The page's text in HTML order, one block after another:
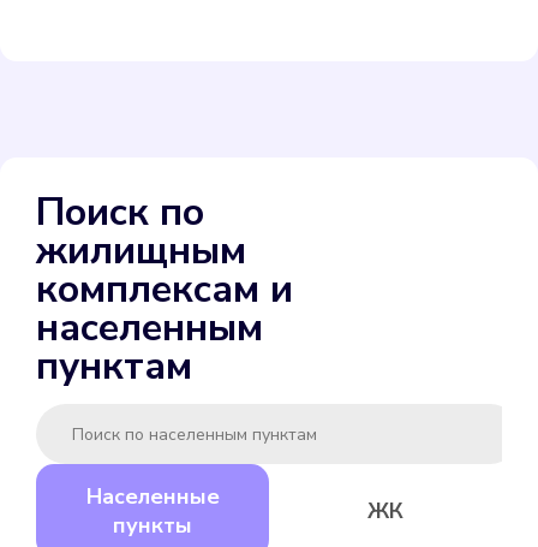
Выбрать
Gerrida СВК-15ГМИ-80
Поиск по
жилищным
комплексам и
населенным
пунктам
Населенные
пункты
ЖК